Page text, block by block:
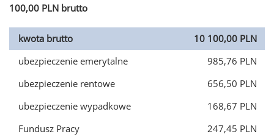
100,00 PLN brutto
kwota brutto
10 100,00 PLN
ubezpieczenie emerytalne
985,76 PLN
ubezpieczenie rentowe
656,50 PLN
ubezpieczenie wypadkowe
168,67 PLN
Fundusz Pracy
247,45 PLN